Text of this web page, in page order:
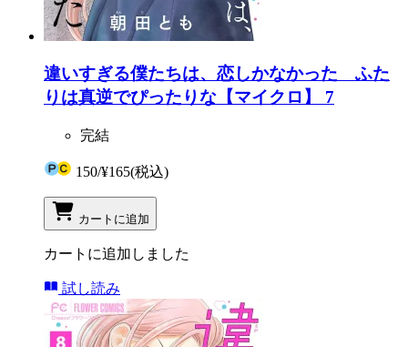
違いすぎる僕たちは、恋しかなかった ふた
りは真逆でぴったりな【マイクロ】 7
完結
150/¥165(税込)
カートに追加
カートに追加しました
試し読み